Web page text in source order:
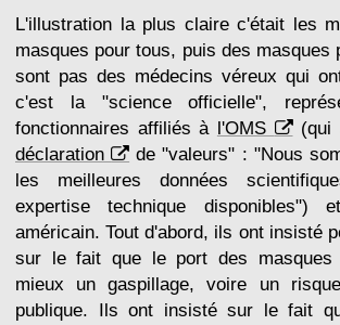
L'illustration la plus claire c'était les
masques pour tous, puis des masques
sont pas des médecins véreux qui
c'est la "science officielle",
fonctionnaires affiliés à l'OMS
(qui
déclaration
de "valeurs" : "Nous
les meilleures données
expertise technique disponibles")
américain. Tout d'abord, ils ont insisté
sur le fait que le port des masques
mieux un gaspillage, voire un
publique. Ils ont insisté sur le fait